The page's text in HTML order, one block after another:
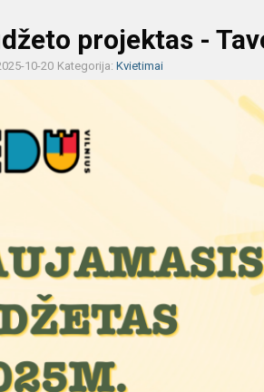
projektas -
10-20 Kategorija: Kvietimai